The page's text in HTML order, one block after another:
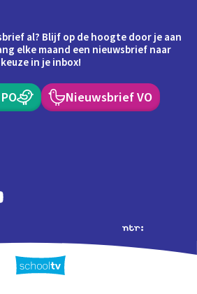
al? Blijf op de hoogte door je aan
elke maand een nieuwsbrief naar
keuze in je inbox!
Nieuwsbrief VO